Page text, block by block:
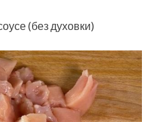
(без духовки)